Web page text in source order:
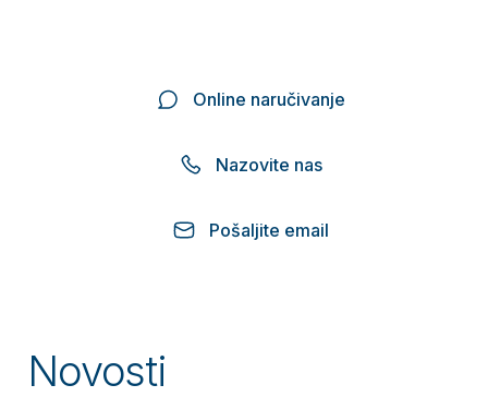
Online naručivanje
Nazovite nas
Pošaljite email
Novosti